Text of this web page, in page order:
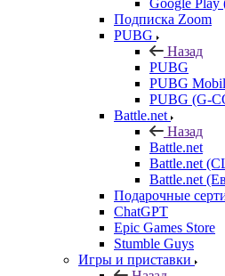
Google
Подписка Zoom
PUBG
Назад
PUBG
PUBG
PUBG (G-
Battle.net
Назад
Battle.net
Battle.net
Battle.net
Подарочные
ChatGPT
Epic Games Store
Stumble Guys
Игры и приставки